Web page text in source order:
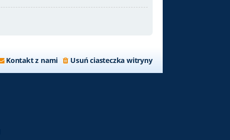
Usuń ciasteczka witryny
Kontakt z nami